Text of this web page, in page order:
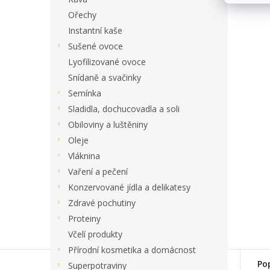
Ořechy
Instantní kaše
Sušené ovoce
Lyofilizované ovoce
Snídaně a svačinky
Semínka
Sladidla, dochucovadla a soli
Obiloviny a luštěniny
Oleje
Vláknina
Vaření a pečení
Konzervované jídla a delikatesy
Zdravé pochutiny
Proteiny
Včelí produkty
Přírodní kosmetika a domácnost
Superpotraviny